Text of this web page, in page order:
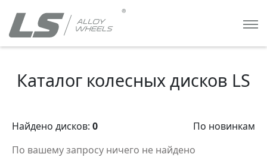
Каталог колесных дисков LS
Найдено дисков: 0
По новинкам
По вашему запросу ничего не найдено